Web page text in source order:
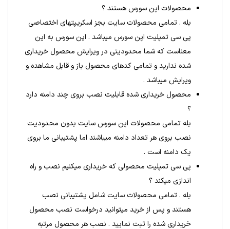
محصولات اپن سورس هستند ؟
بله . تمامی محصولات سایت بجز اسکریپتهای اختصاصی
پی سی تمپلیت اپن سورس میباشد . اپن سورس به این
معناست که شما محدودیتی در ویرایش محصول خریداری
شده ندارید و تمامی کدهای محصول باز و قابل مشاهده و
ویرایش میباشد .
محصول خریداری شده قابلیت نصب بروی چند دامنه دارد
؟
بله تمامی محصولات اپن سورس سایت بدون محدودیت
نصب بروی هر تعداد دامنه میباشند اما پشتیبانی ما بروی
یک دامنه است .
پی سی تمپلیت محصولی که خریداری میکنیم نصب و راه
اندازی میکند ؟
بله . تمامی محصولات سایت شامل پشتیبانی نصب
هستند و پس از خرید میتوانید درخواست نصب محصول
خریداری شده را ثبت نمایید . نصب هر محصول مرتبه